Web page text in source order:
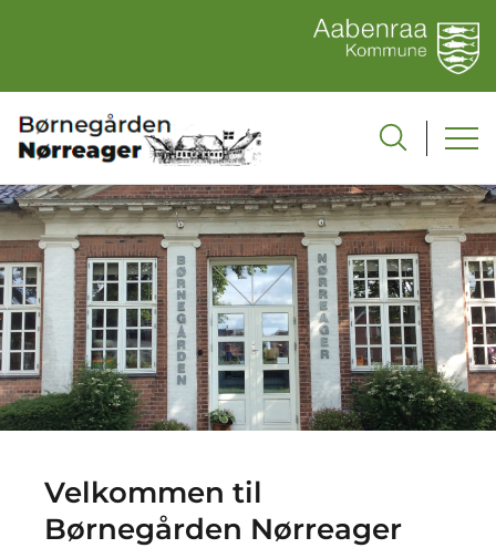
Velkommen til
Børnegården Nørreager